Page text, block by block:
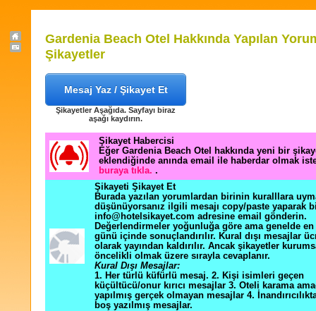
Gardenia Beach Otel Hakkında Yapılan
Şikayetler
Mesaj Yaz / Şikayet Et
Şikayetler Aşağıda. Sayfayı biraz
aşağı kaydırın.
Şikayet Habercisi
Eğer Gardenia Beach Otel hakkında yeni bir
eklendiğinde anında email ile haberdar olmak
buraya tıkla. .
Şikayeti Şikayet Et
Burada yazılan yorumlardan birinin kuralllara
düşünüyorsanız ilgili mesajı copy/paste yaparak
info@hotelsikayet.com adresine email gönderin.
Değerlendirmeler yoğunluğa göre ama genelde
günü içinde sonuçlandırılır. Kural dışı mesajlar
olarak yayından kaldırılır. Ancak şikayetler
öncelikli olmak üzere sırayla cevaplanır.
Kural Dışı Mesajlar:
1. Her türlü küfürlü mesaj. 2. Kişi isimleri geçen
küçültücü/onur kırıcı mesajlar 3. Oteli karama
yapılmış gerçek olmayan mesajlar 4.
boş yazılmış mesajlar.